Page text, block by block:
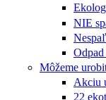
NIE
Môžeme
Akciu
22